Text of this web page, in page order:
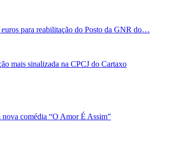
para reabilitação do Posto da GNR do…
mais sinalizada na CPCJ do Cartaxo
nova comédia “O Amor É Assim”